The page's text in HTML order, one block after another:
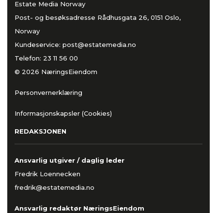
Estate Media Norway
Post- og besøksadresse Rådhusgata 26, 0151 Oslo,
Norway
Kundeservice: post@estatemedia.no
Telefon: 23 11 56 00
© 2026 NæringsEiendom
Personvernerklæring
Informasjonskapsler (Cookies)
REDAKSJONEN
Ansvarlig utgiver / daglig leder
Fredrik Loennecken
fredrik@estatemedia.no
Ansvarlig redaktør NæringsEiendom